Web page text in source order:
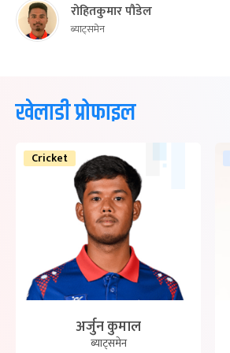
रोहितकुमार पौडेल
ब्याट्समेन
खेलाडी प्रोफाइल
Cricket
अर्जुन कुमाल
ब्याट्समेन